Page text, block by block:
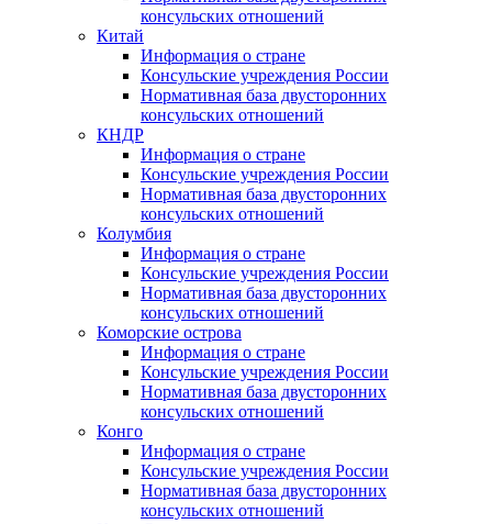
консульских отношений
Китай
Информация о стране
Консульские учреждения России
Нормативная база двусторонних
консульских отношений
КНДР
Информация о стране
Консульские учреждения России
Нормативная база двусторонних
консульских отношений
Колумбия
Информация о стране
Консульские учреждения России
Нормативная база двусторонних
консульских отношений
Коморские острова
Информация о стране
Консульские учреждения России
Нормативная база двусторонних
консульских отношений
Конго
Информация о стране
Консульские учреждения России
Нормативная база двусторонних
консульских отношений